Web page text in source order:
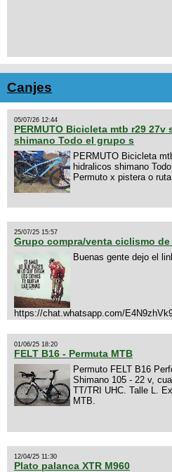
Canjes
05/07/26 12:44
PERMUTO Bicicleta mtb r29
shimano Todo el grupo s
PERMUTO Bicicleta
hidralicos shimano
Permuto x pistera o
25/07/25 15:57
Grupo compra/venta ciclismo
Buenas gente dejo el
https://chat.whatsapp.com/
01/06/25 18:20
FELT B16 - Permuta MTB
Permuto FELT B16
Shimano 105 - 22 v,
TT/TRI UHC. Talle L.
MTB.
12/04/25 11:30
Plato palanca XTR M960